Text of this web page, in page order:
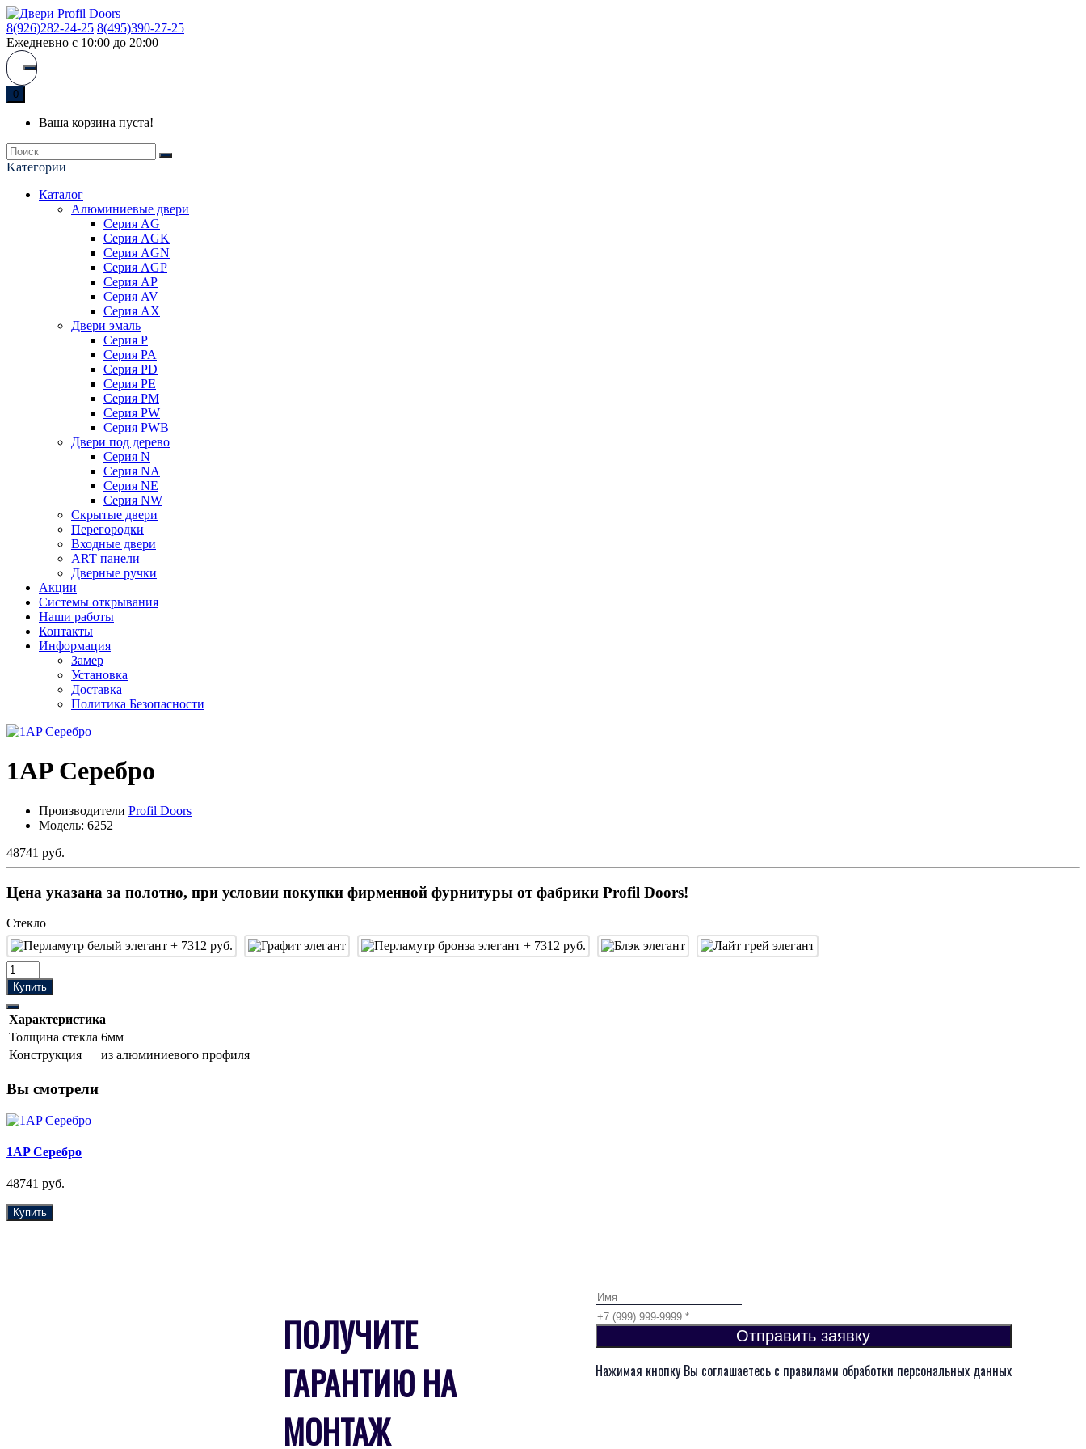
8(926)282-24-25 8(495)390-27-25
Ежедневно с 10:00 до 20:00
0
Ваша корзина пуста!
Kатегории
Каталог
Алюминиевые двери
Серия AG
Серия AGK
Серия AGN
Серия AGP
Серия AP
Серия AV
Серия AX
Двери эмаль
Серия P
Серия PA
Серия PD
Серия PE
Серия PM
Серия PW
Серия PWB
Двери под дерево
Серия N
Серия NA
Серия NE
Серия NW
Скрытые двери
Перегородки
Входные двери
ART панели
Дверные ручки
Акции
Системы открывания
Наши работы
Контакты
Информация
Замер
Установка
Доставка
Политика Безопасности
1AP Серебро
Производители Profil Doors
Модель: 6252
48741 руб.
Цена указана за полотно, при условии покупки фирменной фурнитуры от фабрики Profil Doors!
Стекло
Купить
Характеристика
Толщина стекла 6мм
Конструкция
из алюминиевого профиля
Вы смотрели
1AP Серебро
48741 руб.
Купить
ПОЛУЧИТЕ
ГАРАНТИЮ НА
МОНТАЖ
Нажимая кнопку Вы соглашаетесь с правилами обработки персональных данных
Отправить заявку